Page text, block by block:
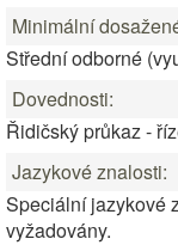
Minimální
Střední odborné
Dovednosti:
Řidičský průkaz -
Jazykové znalosti:
Speciální jazykové
vyžadovány.